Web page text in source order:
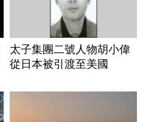
太子集團二號人物胡小偉
從日本被引渡至美國